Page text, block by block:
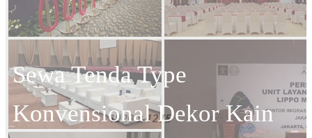
Sewa Tenda Type
Konvensional Dekor Kain